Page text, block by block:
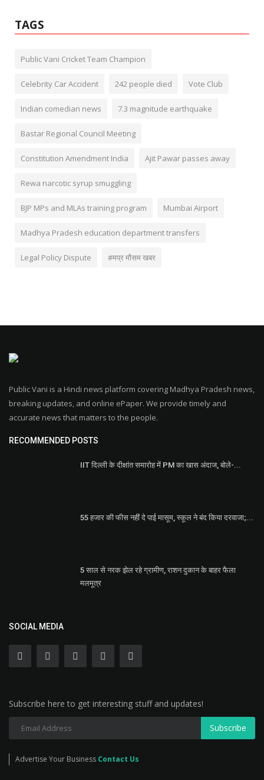
TAGS
Public Vani Cricket Team Champion
Celebrity Car Accident 242 people died Vote Club
Indian comedian news 7.3 magnitude earthquake
Bastar Regional Council Meeting
Constitution Amendment India Ajit Pawar passes away
Rewa narcotic syrup smuggling
BJP MPs and MLAs training program Mumbai Airport
Madhya Pradesh education department transfers
Legal Policy Dispute #मप्र मौसम खबर
Public Vani is a Hindi news platform covering Madhya Pradesh news,
breaking updates, and online ePaper. We provide timely and
accurate news that matters to the people.
RECOMMENDED POSTS
IIT दिल्ली के दीक्षांत समारोह में PM का खास अंदाज, बोले-...
55 हजार की फीस नहीं दे पाई मासूम, स्कूल ने बंद किया दरवाजा;...
5 साल से नरक झेल रहे ग्रामीण, राशन दुकान के बाहर फैला
मलमूत्र
SOCIAL MEDIA
Subscribe here to get interesting stuff and updates!
Subscribe
Advertise Your Business Contact Us